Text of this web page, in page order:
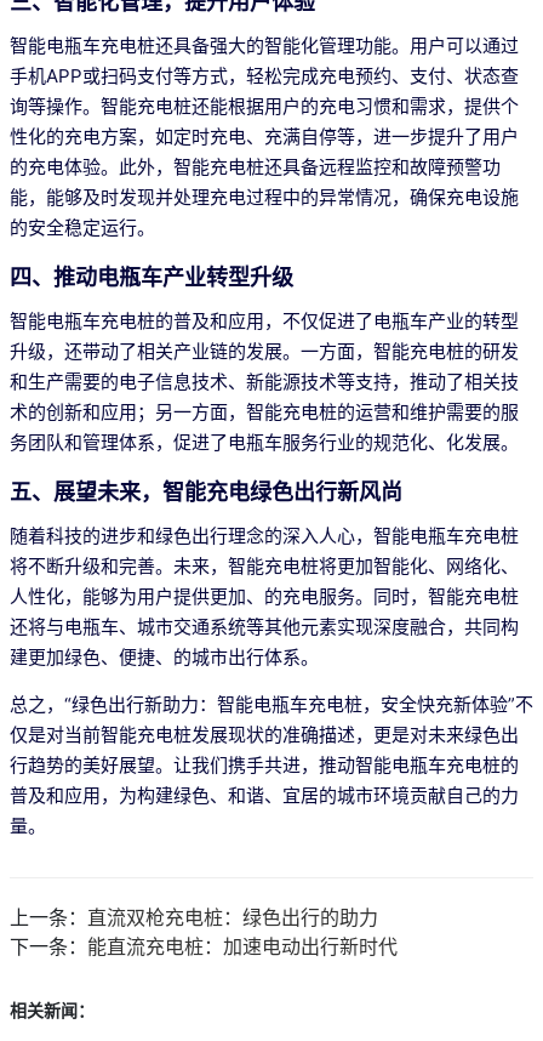
智能电瓶车充电桩还具备强大的智能化管理功能。用户可以通过
手机APP或扫码支付等方式，轻松完成充电预约、支付、状态查
询等操作。智能充电桩还能根据用户的充电习惯和需求，提供个
性化的充电方案，如定时充电、充满自停等，进一步提升了用户
的充电体验。此外，智能充电桩还具备远程监控和故障预警功
能，能够及时发现并处理充电过程中的异常情况，确保充电设施
的安全稳定运行。
四、推动电瓶车产业转型升级
智能电瓶车充电桩的普及和应用，不仅促进了电瓶车产业的转型
升级，还带动了相关产业链的发展。一方面，智能充电桩的研发
和生产需要的电子信息技术、新能源技术等支持，推动了相关技
术的创新和应用；另一方面，智能充电桩的运营和维护需要的服
务团队和管理体系，促进了电瓶车服务行业的规范化、化发展。
五、展望未来，智能充电绿色出行新风尚
随着科技的进步和绿色出行理念的深入人心，智能电瓶车充电桩
将不断升级和完善。未来，智能充电桩将更加智能化、网络化、
人性化，能够为用户提供更加、的充电服务。同时，智能充电桩
还将与电瓶车、城市交通系统等其他元素实现深度融合，共同构
建更加绿色、便捷、的城市出行体系。
总之，“绿色出行新助力：智能电瓶车充电桩，安全快充新体验”不
仅是对当前智能充电桩发展现状的准确描述，更是对未来绿色出
行趋势的美好展望。让我们携手共进，推动智能电瓶车充电桩的
普及和应用，为构建绿色、和谐、宜居的城市环境贡献自己的力
量。
上一条： 直流双枪充电桩：绿色出行的助力
下一条： 能直流充电桩：加速电动出行新时代
相关新闻：